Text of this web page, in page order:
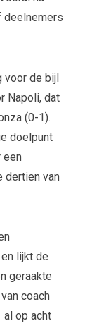
deelnemers
voor de bijl
Napoli, dat
(0-1).
doelpunt
een
dertien van
lijkt de
geraakte
coach
al op acht